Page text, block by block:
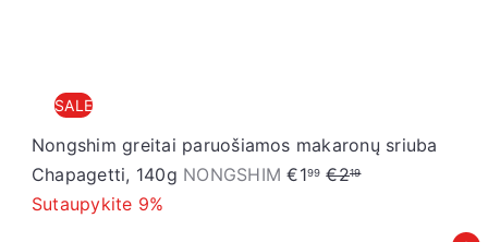
SALE
Nongshim greitai paruošiamos makaronų sriuba
Chapagetti, 140g NONGSHIMS
€199 R
€219
Sutaupykite 9%